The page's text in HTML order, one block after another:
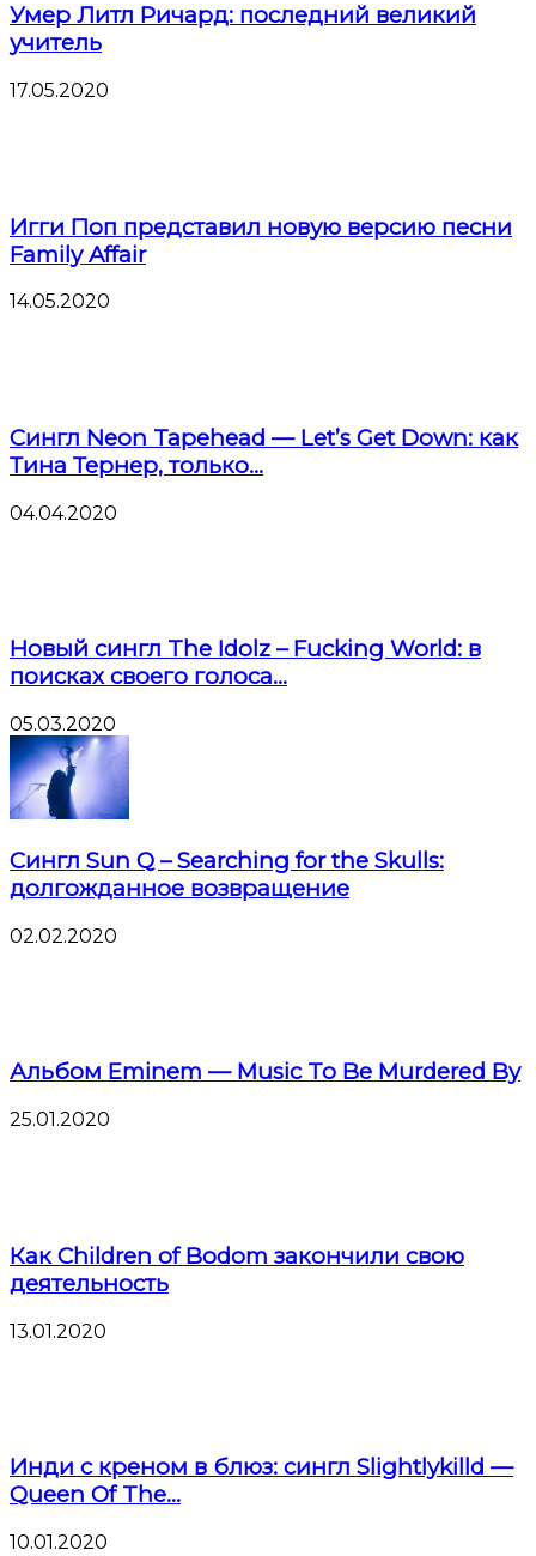
Умер Литл Ричард: последний великий
учитель
17.05.2020
Игги Поп представил новую версию песни
Family Affair
14.05.2020
Сингл Neon Tapehead — Let’s Get Down: как
Тина Тернер, только...
04.04.2020
Новый сингл The Idolz – Fucking World: в
поисках своего голоса...
05.03.2020
Сингл Sun Q – Searching for the Skulls:
долгожданное возвращение
02.02.2020
Альбом Eminem — Music To Be Murdered By
25.01.2020
Как Children of Bodom закончили свою
деятельность
13.01.2020
Инди с креном в блюз: сингл Slightlykilld —
Queen Of The...
10.01.2020